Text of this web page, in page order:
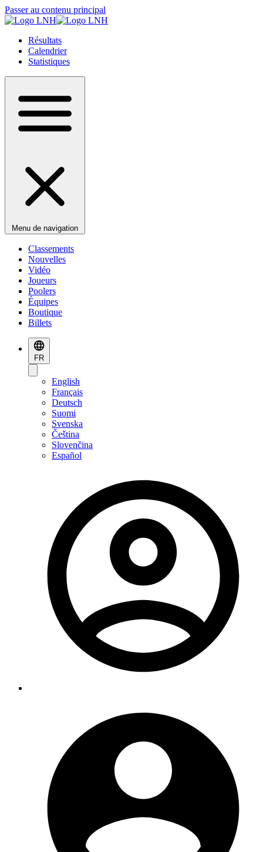
Passer au contenu principal
Résultats
Calendrier
Statistiques
Menu de navigation
Classements
Nouvelles
Vidéo
Joueurs
Poolers
Équipes
Boutique
Billets
FR
English
Français
Deutsch
Suomi
Svenska
Čeština
Slovenčina
Español